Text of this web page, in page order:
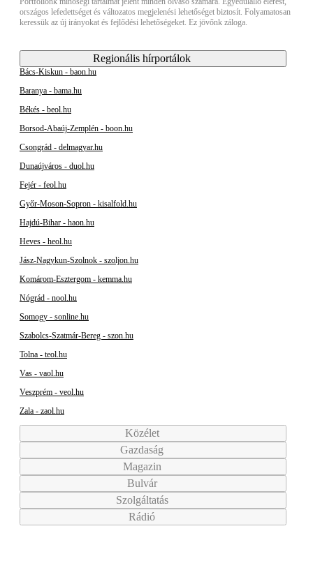
országos lefedettséget és változatos megjelenési lehetőséget biztosít. Folyamatosan
keressük az új irányokat és fejlődési lehetőségeket. Ez jövőnk záloga.
Regionális hírportálok
Bács-Kiskun - baon.hu
Baranya - bama.hu
Békés - beol.hu
Borsod-Abaúj-Zemplén - boon.hu
Csongrád - delmagyar.hu
Dunaújváros - duol.hu
Fejér - feol.hu
Győr-Moson-Sopron - kisalfold.hu
Hajdú-Bihar - haon.hu
Heves - heol.hu
Jász-Nagykun-Szolnok - szoljon.hu
Komárom-Esztergom - kemma.hu
Nógrád - nool.hu
Somogy - sonline.hu
Szabolcs-Szatmár-Bereg - szon.hu
Tolna - teol.hu
Vas - vaol.hu
Veszprém - veol.hu
Zala - zaol.hu
Közélet
Gazdaság
Magazin
Bulvár
Szolgáltatás
Rádió